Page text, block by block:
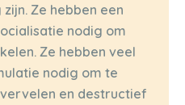
Ze hebben een
nodig om
Ze hebben veel
nodig om te
en destructief